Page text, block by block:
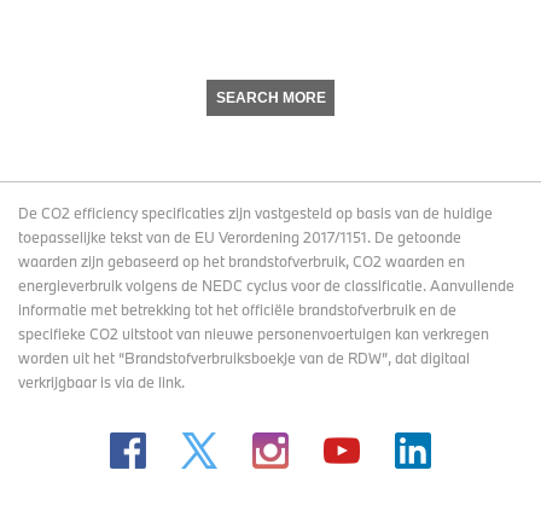
SEARCH MORE
De CO2 efficiency specificaties zijn vastgesteld op basis van de huidige
toepasselijke tekst van de EU Verordening 2017/1151. De getoonde
waarden zijn gebaseerd op het brandstofverbruik, CO2 waarden en
energieverbruik volgens de NEDC cyclus voor de classificatie. Aanvullende
informatie met betrekking tot het officiële brandstofverbruik en de
specifieke CO2 uitstoot van nieuwe personenvoertuigen kan verkregen
worden uit het “Brandstofverbruiksboekje van de RDW”, dat digitaal
verkrijgbaaris via de link.